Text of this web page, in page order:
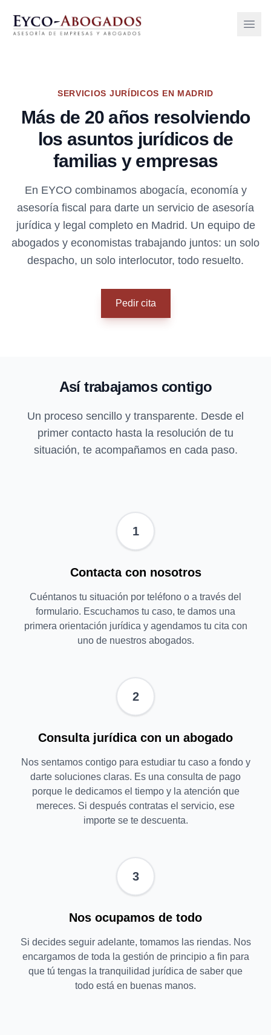
Open
SERVICIOS JURÍDICOS EN MADRID
Más de 20 años resolviendo
los asuntos jurídicos de
familias y empresas
En EYCO combinamos abogacía, economía y
asesoría fiscal para darte un servicio de asesoría
jurídica y legal completo en Madrid. Un equipo de
abogados y economistas trabajando juntos: un solo
despacho, un solo interlocutor, todo resuelto.
Pedir cita
Así trabajamos contigo
Un proceso sencillo y transparente. Desde el
primer contacto hasta la resolución de tu
situación, te acompañamos en cada paso.
1
Contacta con nosotros
Cuéntanos tu situación por teléfono o a través del
formulario. Escuchamos tu caso, te damos una
primera orientación jurídica y agendamos tu cita con
uno de nuestros abogados.
2
Consulta jurídica con un abogado
Nos sentamos contigo para estudiar tu caso a fondo y
darte soluciones claras. Es una consulta de pago
porque le dedicamos el tiempo y la atención que
mereces. Si después contratas el servicio, ese
importe se te descuenta.
3
Nos ocupamos de todo
Si decides seguir adelante, tomamos las riendas. Nos
encargamos de toda la gestión de principio a fin para
que tú tengas la tranquilidad jurídica de saber que
todo está en buenas manos.